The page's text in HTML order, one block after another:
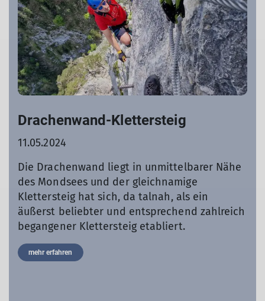
Drachenwand-Klettersteig
11.05.2024
Die Drachenwand liegt in unmittelbarer Nähe
des Mondsees und der gleichnamige
Klettersteig hat sich, da talnah, als ein
äußerst beliebter und entsprechend zahlreich
begangener Klettersteig etabliert.
mehr erfahren